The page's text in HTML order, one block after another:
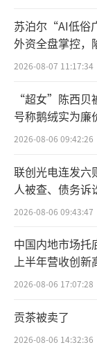
和工业界学
一家中国企
上添花。”
彼时，
原因是，刘
跨国药企最
刘勇军
和Science
论文，总引用
此外，
学领域提供
样树突细胞
前研究。
苏泊尔“AI低俗
外资全盘掌控，
发的负循环
2026-08-07 11:17:34
“超女”陈西贝
号称鹅绒实为廉
百万元
2026-08-06 09:42:26
联创光电连发六
人被查、债务诉
所曾出具“保留
2026-08-06 09:43:47
中国内地市场托
上半年营收创新
2026-08-06 17:07:28
贡茶被卖了
2026-08-06 14:32:36